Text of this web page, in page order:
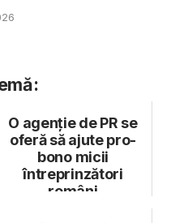
O agenție de PR se
oferă să ajute pro-
bono micii
întreprinzători
români